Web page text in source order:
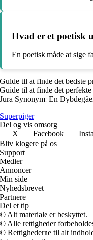
Hvad er et poetisk
En poetisk måde at sige
Guide til at finde det bedste
Guide til at finde det
Jura Synonym: En
Superpiger
Del og vis omsorg
X
Facebook
Bliv klogere på os
Support
Medier
Annoncer
Min side
Nyhedsbrevet
Partnere
Del et tip
© Alt materiale er beskyttet.
© Alle rettigheder
© Rettighederne til alt